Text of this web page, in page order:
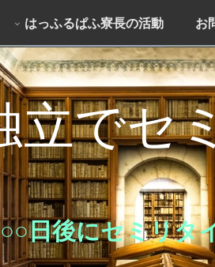
立でセ
○○日後にセミリタ
はっふるぱふ寮長の活動 お